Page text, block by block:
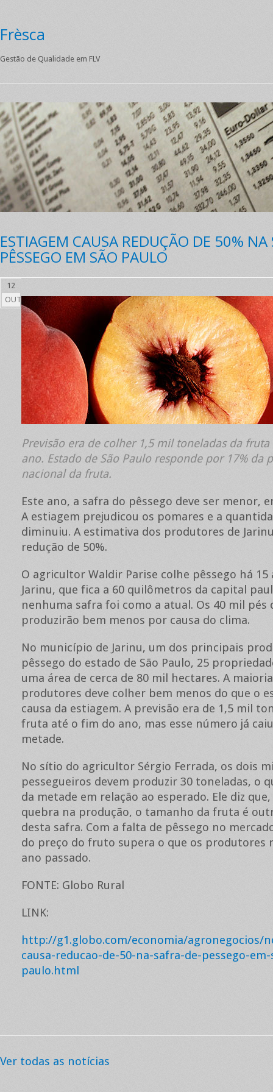
Frèsca
Gestão de Qualidade em FLV
ESTIAGEM CAUSA REDUÇÃO DE 50% NA
PÊSSEGO EM SÃO PAULO
12
OUT
Previsão era de colher 1,5 mil toneladas da
ano. Estado de São Paulo responde por 17% da
nacional da fruta.
Este ano, a safra do pêssego deve ser menor,
A estiagem prejudicou os pomares e a
diminuiu. A estimativa dos produtores de
redução de 50%.
O agricultor Waldir Parise colhe pêssego há 15
Jarinu, que fica a 60 quilômetros da capital
nenhuma safra foi como a atual. Os 40 mil pés
produzirão bem menos por causa do clima.
No município de Jarinu, um dos principais
pêssego do estado de São Paulo, 25
uma área de cerca de 80 mil hectares. A
produtores deve colher bem menos do que o
causa da estiagem. A previsão era de 1,5 mil
fruta até o fim do ano, mas esse número já
metade.
No sítio do agricultor Sérgio Ferrada, os dois
pessegueiros devem produzir 30 toneladas, o
da metade em relação ao esperado. Ele diz
quebra na produção, o tamanho da fruta é
desta safra. Com a falta de pêssego no
do preço do fruto supera o que os produtores
ano passado.
FONTE: Globo Rural
LINK:
http://g1.globo.com/economia/agronegocios/
causa-reducao-de-50-na-safra-de-pessego-em-
paulo.html
Ver todas as notícias